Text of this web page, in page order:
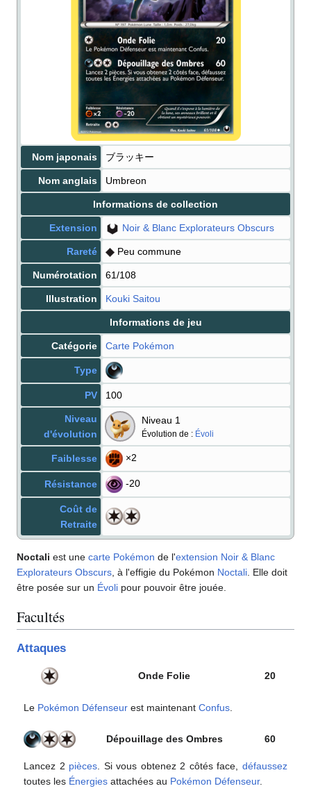
Nom japonais ブラッキー
Nom anglais Umbreon
Informations de collection
Extension Noir & Blanc Explorateurs Obscurs
Rareté Peu commune
Numérotation 61/108
Illustration Kouki Saitou
Informations de jeu
Catégorie Carte Pokémon
Type
PV 100
Niveau
d'évolution
Niveau 1
Évolution de : Évoli
Faiblesse ×2
Résistance -20
Coût de
Retraite
Noctali est une carte Pokémon de l'extension Noir & Blanc
Explorateurs Obscurs , à l'effigie du Pokémon Noctali . Elle doit
être posée sur un Évoli pour pouvoir être jouée.
Facultés
Attaques
Onde Folie 20
Le Pokémon Défenseur est maintenant Confus
Dépouillage des Ombres 60
Lancez 2 pièces . Si vous obtenez 2 côtés face,défaussez
toutes les Énergies attachées au Pokémon Défenseur.